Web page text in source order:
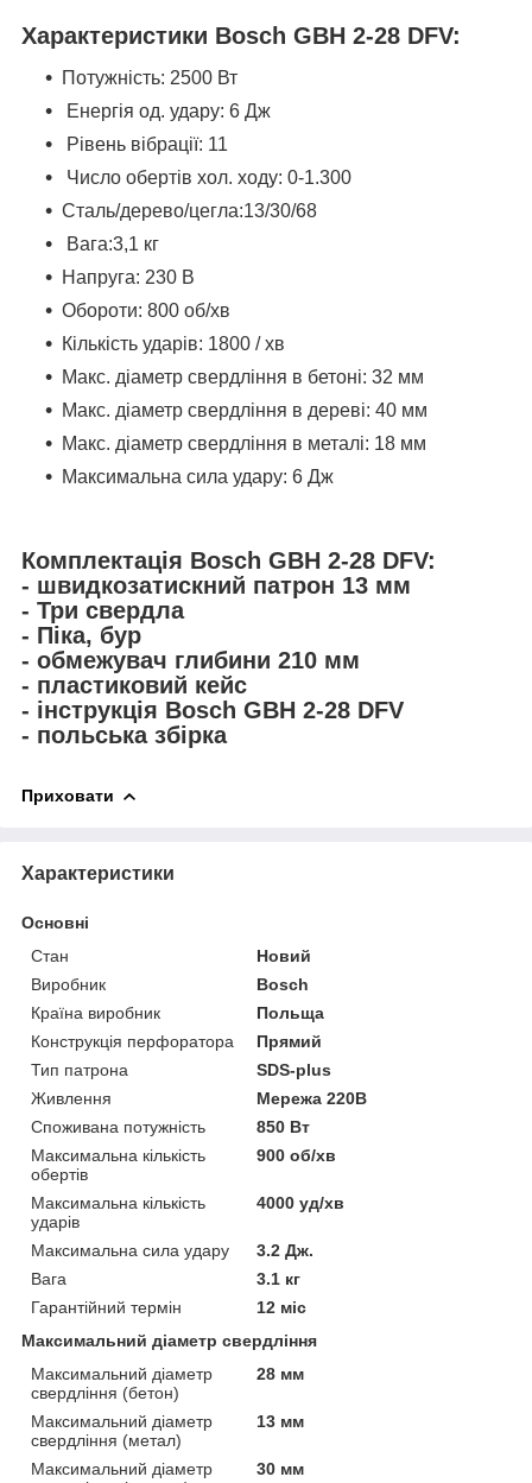
Характеристики Bosch GBH 2-28 DFV:
Потужність: 2500 Вт
Енергія од. удару: 6 Дж
Рівень вібрації: 11
Число обертів хол. ходу: 0-1.300
Сталь/дерево/цегла:13/30/68
Вага:3,1 кг
Напруга: 230 В
Обороти: 800 об/хв
Кількість ударів: 1800 / хв
Макс. діаметр свердління в бетоні: 32 мм
Макс. діаметр свердління в дереві: 40 мм
Макс. діаметр свердління в металі: 18 мм
Максимальна сила удару: 6 Дж
Комплектація Bosch GBH 2-28 DFV:
- швидкозатискний патрон 13 мм
- Три свердла
- Піка, бур
- обмежувач глибини 210 мм
- пластиковий кейс
- інструкція Bosch GBH 2-28 DFV
- польська збірка
Приховати
Характеристики
Основні
Стан
Новий
Виробник
Bosch
Країна виробник
Польща
Конструкція перфоратора
Прямий
Тип патрона
SDS-plus
Живлення
Мережа 220В
Споживана потужність
850 Вт
Максимальна кількість
обертів
900 об/хв
Максимальна кількість
ударів
4000 уд/хв
Максимальна сила удару
3.2 Дж.
Вага
3.1 кг
Гарантійний термін
12 міс
Максимальний діаметр свердління
Максимальний діаметр
свердління (бетон)
28 мм
Максимальний діаметр
свердління (метал)
13 мм
Максимальний діаметр
30 мм